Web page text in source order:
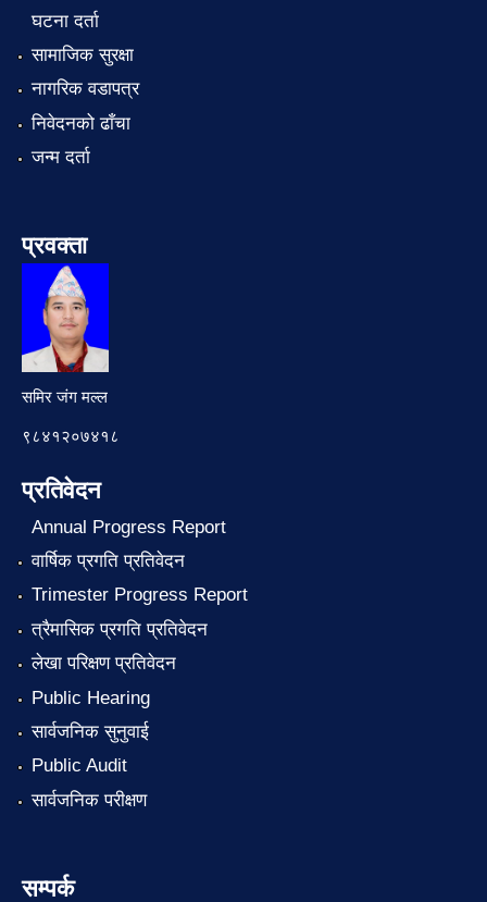
घटना दर्ता
सामाजिक सुरक्षा
नागरिक वडापत्र
निवेदनको ढाँचा
जन्म दर्ता
प्रवक्ता
समिर जंग मल्ल
९८४१२०७४१८
प्रतिवेदन
Annual Progress Report
वार्षिक प्रगति प्रतिवेदन
Trimester Progress Report
त्रैमासिक प्रगति प्रतिवेदन
लेखा परिक्षण प्रतिवेदन
Public Hearing
सार्वजनिक सुनुवाई
Public Audit
सार्वजनिक परीक्षण
सम्पर्क